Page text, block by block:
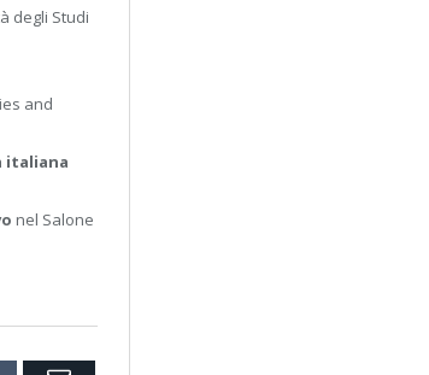
degli Studi
and
italiana
nel Salone